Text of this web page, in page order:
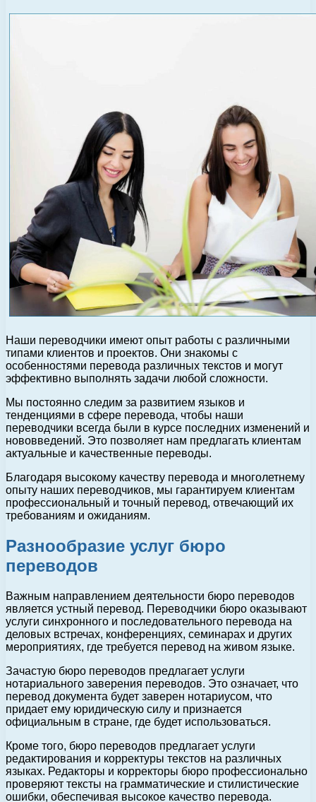
Наши переводчики имеют опыт работы с различными
типами клиентов и проектов. Они знакомы с
особенностями перевода различных текстов и могут
эффективно выполнять задачи любой сложности.
Мы постоянно следим за развитием языков и
тенденциями в сфере перевода, чтобы наши
переводчики всегда были в курсе последних изменений и
нововведений. Это позволяет нам предлагать клиентам
актуальные и качественные переводы.
Благодаря высокому качеству перевода и многолетнему
опыту наших переводчиков, мы гарантируем клиентам
профессиональный и точный перевод, отвечающий их
требованиям и ожиданиям.
Разнообразие услуг бюро
переводов
Важным направлением деятельности бюро переводов
является устный перевод. Переводчики бюро оказывают
услуги синхронного и последовательного перевода на
деловых встречах, конференциях, семинарах и других
мероприятиях, где требуется перевод на живом языке.
Зачастую бюро переводов предлагает услуги
нотариального заверения переводов. Это означает, что
перевод документа будет заверен нотариусом, что
придает ему юридическую силу и признается
официальным в стране, где будет использоваться.
Кроме того, бюро переводов предлагает услуги
редактирования и корректуры текстов на различных
языках. Редакторы и корректоры бюро профессионально
проверяют тексты на грамматические и стилистические
ошибки, обеспечивая высокое качество перевода.